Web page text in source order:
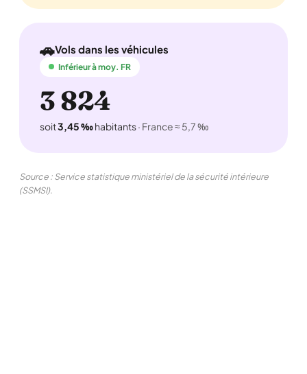
🚗Vols dans les véhicules
Inférieur à moy. FR
3 824
soit3,45 ‰habitants· France ≈ 5,7 ‰
Source : Service statistique ministériel de la sécurité intérieure
(SSMSI).